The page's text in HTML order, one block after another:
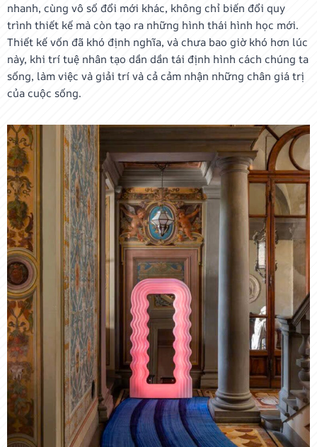
nhanh, cùng vô số đổi mới khác, không chỉ biến đổi quy
trình thiết kế mà còn tạo ra những hình thái hình học mới.
Thiết kế vốn đã khó định nghĩa, và chưa bao giờ khó hơn lúc
này, khi trí tuệ nhân tạo dần dần tái định hình cách chúng ta
sống, làm việc và giải trí và cả cảm nhận những chân giá trị
của cuộc sống.